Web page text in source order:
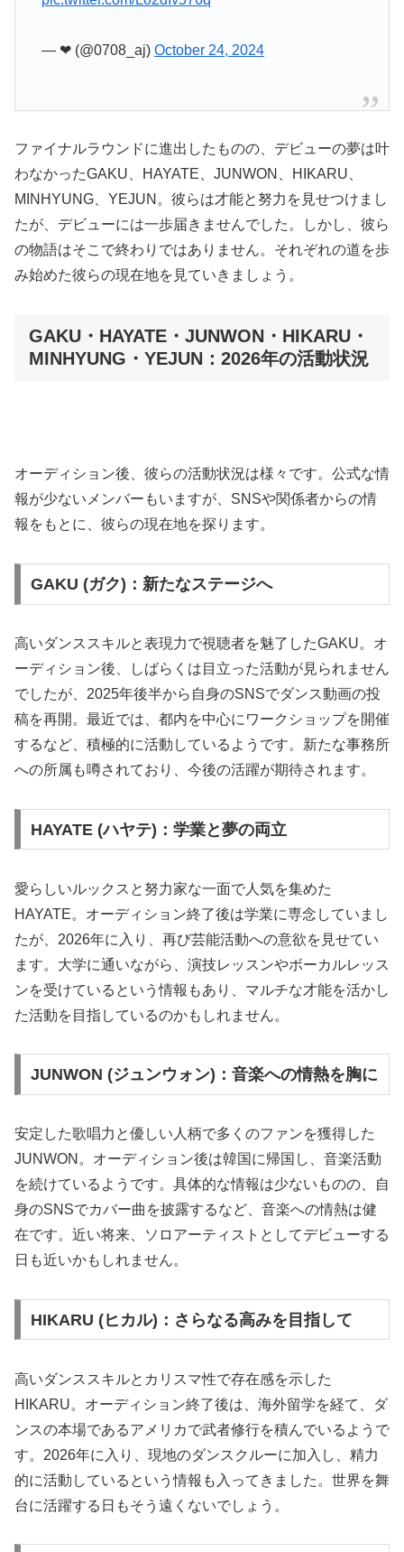
— ❤︎ (@0708_aj) October 24, 2024
ファイナルラウンドに進出したものの、デビューの夢は叶
わなかったGAKU、HAYATE、JUNWON、HIKARU、
MINHYUNG、YEJUN。彼らは才能と努力を見せつけまし
たが、デビューには一歩届きませんでした。しかし、彼ら
の物語はそこで終わりではありません。それぞれの道を歩
み始めた彼らの現在地を見ていきましょう。
GAKU・HAYATE・JUNWON・HIKARU・
MINHYUNG・YEJUN：2026年の活動状況
オーディション後、彼らの活動状況は様々です。公式な情
報が少ないメンバーもいますが、SNSや関係者からの情
報をもとに、彼らの現在地を探ります。
GAKU (ガク)：新たなステージへ
高いダンススキルと表現力で視聴者を魅了したGAKU。オ
ーディション後、しばらくは目立った活動が見られません
でしたが、2025年後半から自身のSNSでダンス動画の投
稿を再開。最近では、都内を中心にワークショップを開催
するなど、積極的に活動しているようです。新たな事務所
への所属も噂されており、今後の活躍が期待されます。
HAYATE (ハヤテ)：学業と夢の両立
愛らしいルックスと努力家な一面で人気を集めた
HAYATE。オーディション終了後は学業に専念していまし
たが、2026年に入り、再び芸能活動への意欲を見せてい
ます。大学に通いながら、演技レッスンやボーカルレッス
ンを受けているという情報もあり、マルチな才能を活かし
た活動を目指しているのかもしれません。
JUNWON (ジュンウォン)：音楽への情熱を胸に
安定した歌唱力と優しい人柄で多くのファンを獲得した
JUNWON。オーディション後は韓国に帰国し、音楽活動
を続けているようです。具体的な情報は少ないものの、自
身のSNSでカバー曲を披露するなど、音楽への情熱は健
在です。近い将来、ソロアーティストとしてデビューする
日も近いかもしれません。
HIKARU (ヒカル)：さらなる高みを目指して
高いダンススキルとカリスマ性で存在感を示した
HIKARU。オーディション終了後は、海外留学を経て、ダ
ンスの本場であるアメリカで武者修行を積んでいるようで
す。2026年に入り、現地のダンスクルーに加入し、精力
的に活動しているという情報も入ってきました。世界を舞
台に活躍する日もそう遠くないでしょう。